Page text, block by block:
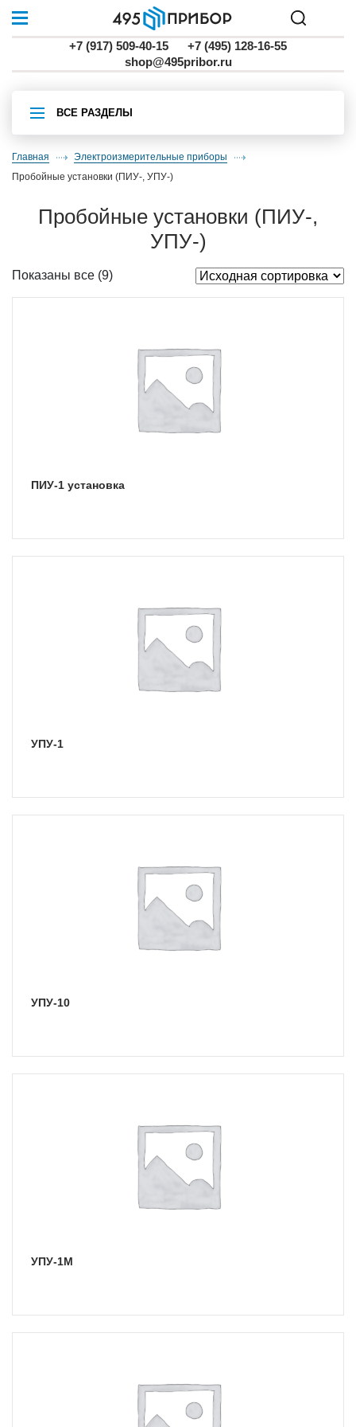
+7 (917) 509-40-15
+7 (495) 128-16-55
shop@495pribor.ru
ВСЕ РАЗДЕЛЫ
Главная
Электроизмерительные приборы
пробойные установки (ПИУ-, УПУ-)
пробойные установки (ПИУ-,
УПУ-)
Показаны все (9)
ПИУ-1 установка
УПУ-1
УПУ-10
УПУ-1М